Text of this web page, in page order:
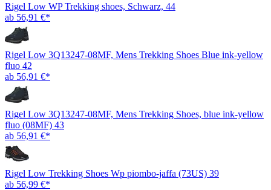
Rigel Low WP Trekking shoes, Schwarz, 44
ab 56,91 €*
Rigel Low 3Q13247-08MF, Mens Trekking Shoes Blue ink-yellow
fluo 42
ab 56,91 €*
Rigel Low 3Q13247-08MF, Mens Trekking Shoes, blue ink-yellow
fluo (08MF) 43
ab 56,91 €*
Rigel Low Trekking Shoes Wp piombo-jaffa (73US) 39
ab 56,99 €*